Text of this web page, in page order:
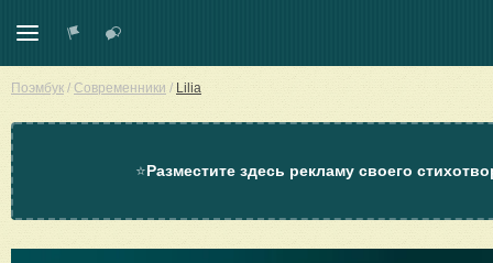
Поэмбук / Современники / Lilia
⭐Разместите здесь рекламу своего